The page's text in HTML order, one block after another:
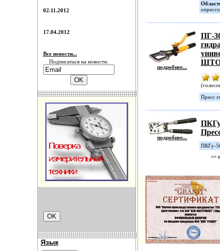
02.11.2012
17.04.2012
Все новости...
Подписаться на новости:
Язык
подробнее...
ПГ-
Пресс
подробнее...
ПКГу-
<<